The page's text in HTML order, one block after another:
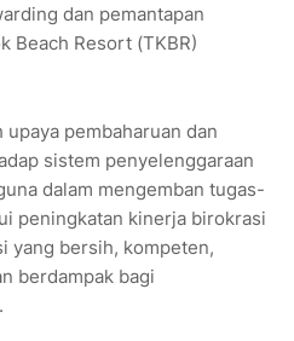
dan pemantapan
Beach Resort (TKBR)
pembaharuan dan
sistem penyelenggaraan
dalam mengemban tugas-
peningkatan kinerja birokrasi
yang bersih, kompeten,
berdampak bagi